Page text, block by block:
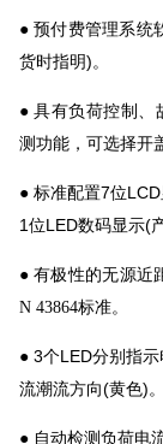
● 预付费管理系统
货时指明)。
● 具有负荷控制、
测功能，可选择开
● 标准配置7位
1位LED数码显示(
● 有极性的无源近
N 43864标准。
●3个LED分别指
流潮流方向(黄色)。
● 自动检测负荷电